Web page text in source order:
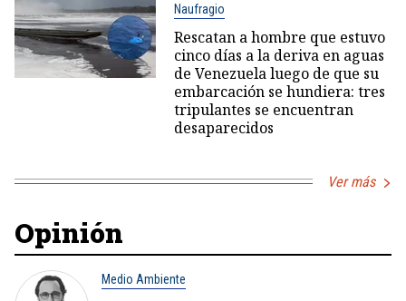
Naufragio
Rescatan a hombre que estuvo
cinco días a la deriva en aguas
de Venezuela luego de que su
embarcación se hundiera: tres
tripulantes se encuentran
desaparecidos
Ver más
Opinión
Medio Ambiente